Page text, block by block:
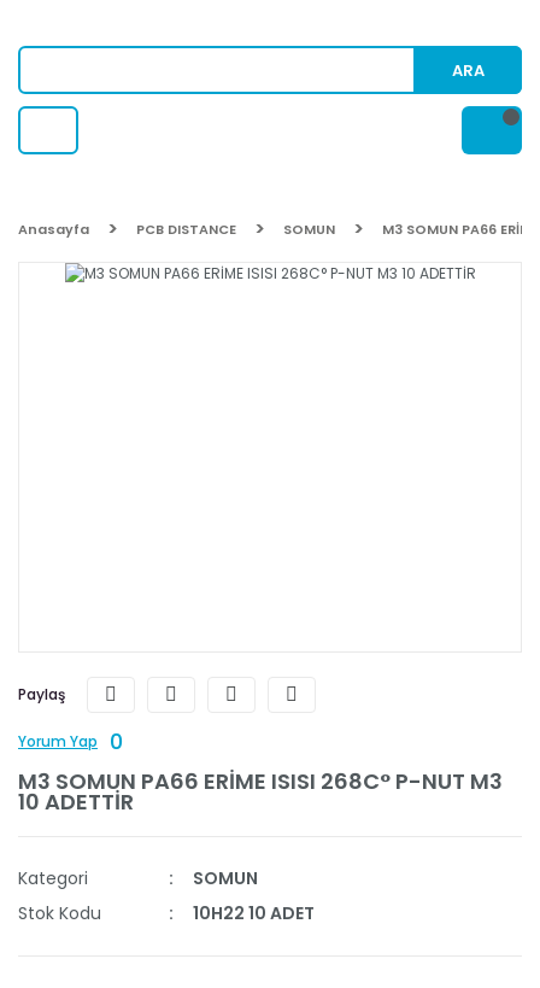
ARA
Anasayfa PCB DISTANCE SOMUN M3 SOMUN PA66
Paylaş
Yorum Yap
0
M3 SOMUN PA66 ERİME ISISI 268C° P-NUT M3
10 ADETTİR
Kategori
SOMUN
Stok Kodu
10H22 10 ADET